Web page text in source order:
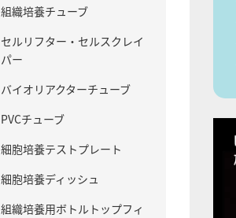
組織培養チューブ
セルリフター・セルスクレイ
パー
バイオリアクターチューブ
PVCチューブ
細胞培養テストプレート
細胞培養ディッシュ
組織培養用ボトルトップフィ